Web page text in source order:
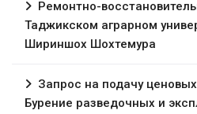
Ремонтно-
Таджикском аграрном
Шириншох Шохтемура
Запрос на подачу
Бурение разведочных и